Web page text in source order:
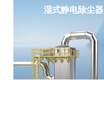
湿式静电除尘器